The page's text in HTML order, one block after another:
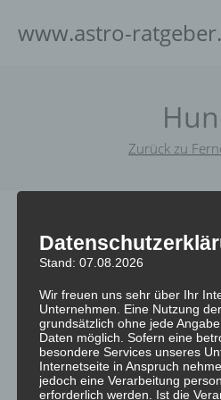
www.astro-
Zurück zu
1910 – 1922 – 1934 – 1946 –
Hunde sind ausgesprochen
beeindrucken mit
Gerechtigkeit. Sie sind sehr
unvoreingenommene Beobachter,
Stand: 07.08.2026
Wir freuen uns sehr über Ihr
Unternehmen. Eine Nutzung
grundsätzlich ohne jede
Daten möglich. Sofern eine
besondere Services unseres
Internetseite in Anspruch
jedoch eine Verarbeitung
erforderlich werden. Ist die